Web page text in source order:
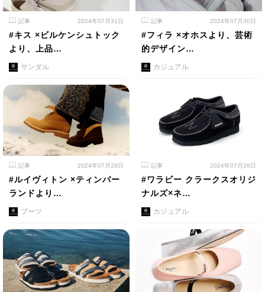
記事 2024年07月31日
#キス ×ビルケンシュトック
より、上品…
サンダル
記事 2024年07月30日
#フィラ ×オホスより、芸術
的デザイン…
カジュアル
記事 2024年07月29日
#ルイヴィトン ×ティンバー
ランドより…
ブーツ
記事 2024年07月28日
#ワラビー クラークスオリジ
ナルズ×ネ…
カジュアル